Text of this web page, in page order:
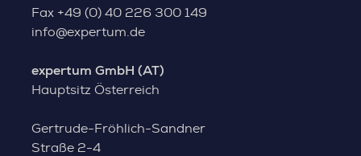
Fax +49 (0) 40 226 300 149
info@expertum.de
expertum GmbH (AT)
Hauptsitz Österreich
Gertrude-Fröhlich-Sandner
Straße 2-4